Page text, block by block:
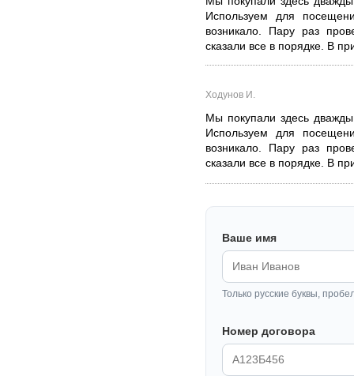
Используем для
возникало. Пару раз
сказали все в порядке. В
Ходунов И.
Мы покупали здесь
Используем для
возникало. Пару раз
сказали все в порядке. В
Ваше имя
Только русские буквы,
Номер договора